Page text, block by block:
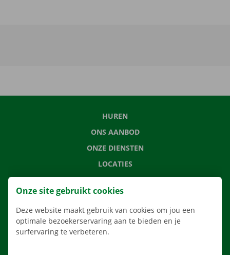
HUREN
ONS AANBOD
ONZE DIENSTEN
LOCATIES
APP
VERHUISOPLOSSINGEN
Onze site gebruikt cookies
Deze website maakt gebruik van cookies om jou een
optimale bezoekerservaring aan te bieden en je
surfervaring te verbeteren.